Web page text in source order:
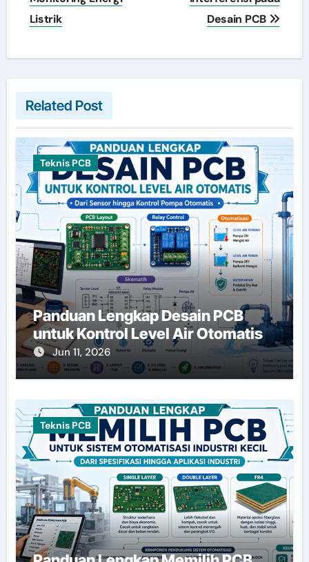
Listrik
Desain PCB
Related Post
Teknis PCB
Panduan Lengkap Desain PCB
untuk Kontrol Level Air Otomatis
Jun 11, 2026
Teknis PCB